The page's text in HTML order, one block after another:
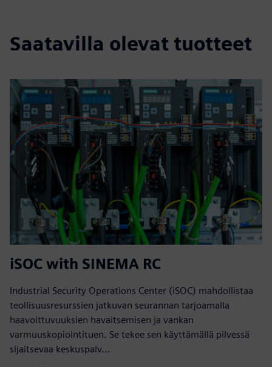
Saatavilla olevat tuotteet
iSOC with SINEMA RC
Industrial Security Operations Center (iSOC) mahdollistaa
teollisuusresurssien jatkuvan seurannan tarjoamalla
haavoittuvuuksien havaitsemisen ja vankan
varmuuskopiointituen. Se tekee sen käyttämällä pilvessä
sijaitsevaa keskuspalv...